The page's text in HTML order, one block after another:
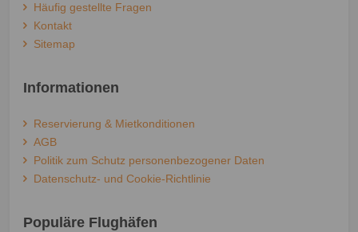
Häufig gestellte Fragen
Kontakt
Sitemap
Informationen
Reservierung & Mietkonditionen
AGB
Politik zum Schutz personenbezogener Daten
Datenschutz- und Cookie-Richtlinie
Populäre Flughäfen